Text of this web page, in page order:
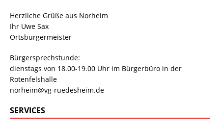
Herzliche Grüße aus Norheim
Ihr Uwe Sax
Ortsbürgermeister
Bürgersprechstunde:
dienstags von 18.00-19.00 Uhr im Bürgerbüro in der
Rotenfelshalle
norheim@vg-ruedesheim.de
SERVICES